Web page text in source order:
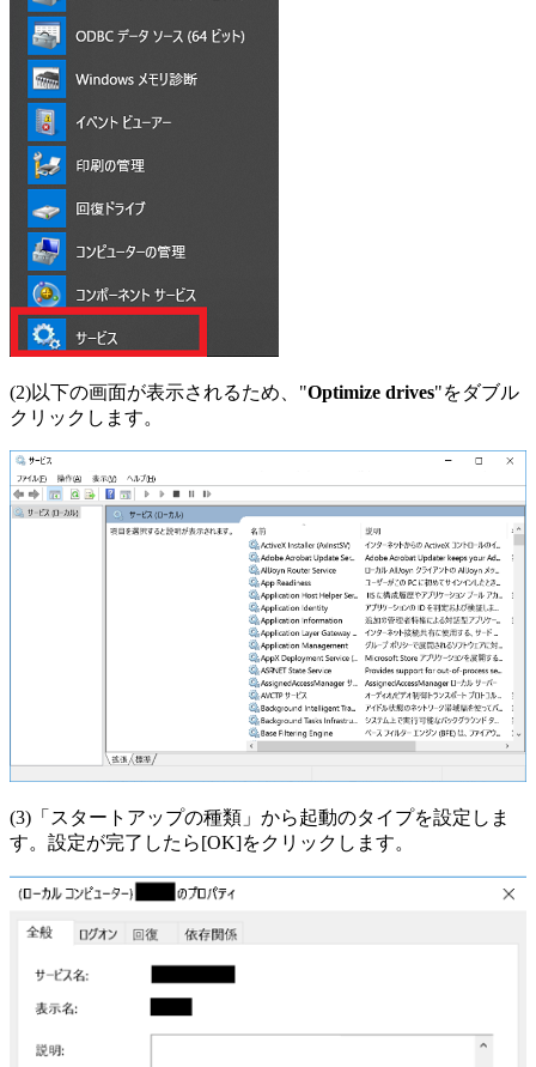
(2)以下の画面が表示されるため、"Optimize drives"をダブル
クリックします。
(3)「スタートアップの種類」から起動のタイプを設定しま
す。設定が完了したら[OK]をクリックします。